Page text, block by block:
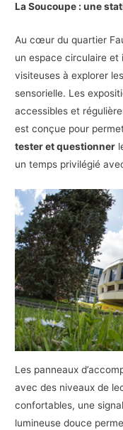
La Soucoupe : une
Au cœur du quartier
un espace circulaire
visiteuses à explorer
sensorielle. Les
accessibles et
est conçue pour
tester et questionner
un temps privilégié
Les panneaux
avec des niveaux de
confortables, une
lumineuse douce